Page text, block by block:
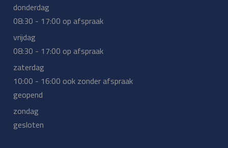
donderdag
08:30 - 17:00 op afspraak
vrijdag
08:30 - 17:00 op afspraak
zaterdag
10:00 - 16:00 ook zonder afspraak
geopend
zondag
gesloten